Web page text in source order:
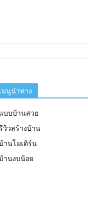
เมนูนำทาง
แบบบ้านสวย
วิวสร้างบ้าน
านโมเดิร์น
านงบน้อย